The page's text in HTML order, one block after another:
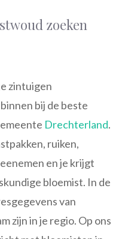
zoeken
zintuigen
bij de beste
Drechterland.
ruiken,
en je krijgt
bloemist. In de
van
zijn in je regio. Op ons